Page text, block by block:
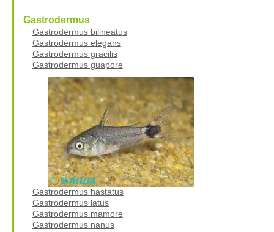
Gastrodermus
Gastrodermus bilineatus
Gastrodermus elegans
Gastrodermus gracilis
Gastrodermus guapore
Gastrodermus hastatus
Gastrodermus latus
Gastrodermus mamore
Gastrodermus nanus